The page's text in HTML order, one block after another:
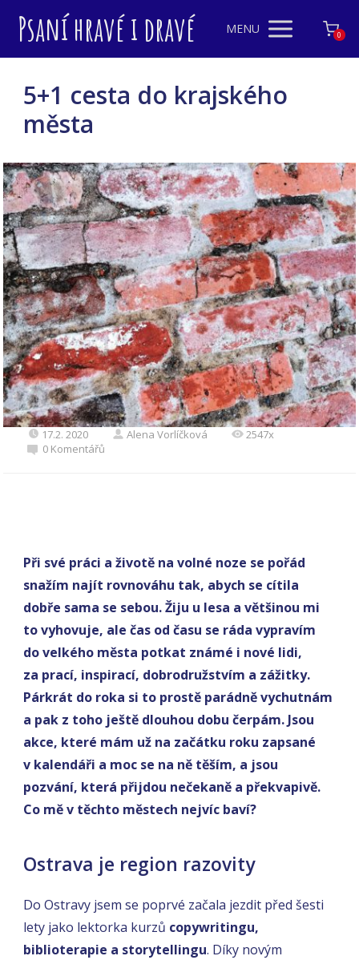
Psaní hravé i dravé MENU 0
5+1 cesta do krajského
města
17.2. 2020 Alena Vorlíčková
2547x
0 Komentářů
Při své práci a životě na volné noze se pořád
snažím najít rovnováhu tak, abych se cítila
dobře sama se sebou. Žiju u lesa a většinou mi
to vyhovuje, ale čas od času se ráda vypravím
do velkého města potkat známé i nové lidi,
za prací, inspirací, dobrodružstvím a zážitky.
Párkrát do roka si to prostě parádně vychutnám
a pak z toho ještě dlouhou dobu čerpám. Jsou
akce, které mám už na začátku roku zapsané
v kalendáři a moc se na ně těším, a jsou
pozvání, která přijdou nečekaně a překvapivě.
Co mě v těchto městech nejvíc baví?
Ostrava je region razovity
Do Ostravy jsem se poprvé začala jezdit před šesti
lety jako lektorka kurzů copywritingu,
biblioterapie a storytellingu. Díky novým